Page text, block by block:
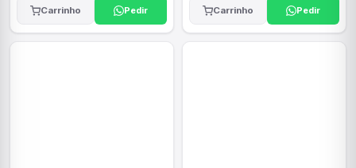
Carrinho Pedir Carrinho Pedir